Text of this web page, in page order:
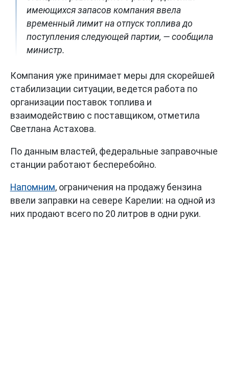
имеющихся запасов компания ввела
временный лимит на отпуск топлива до
поступления следующей партии, — сообщила
министр.
Компания уже принимает меры для скорейшей
стабилизации ситуации, ведется работа по
организации поставок топлива и
взаимодействию с поставщиком, отметила
Светлана Астахова.
По данным властей, федеральные заправочные
станции работают бесперебойно.
Напомним, ограничения на продажу бензина
ввели заправки на севере Карелии: на одной из
них продают всего по 20 литров в одни руки.